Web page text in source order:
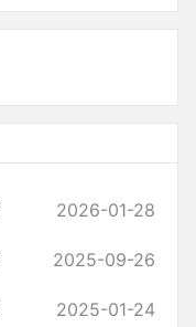
2026-01-28
2025-09-26
2025-01-24